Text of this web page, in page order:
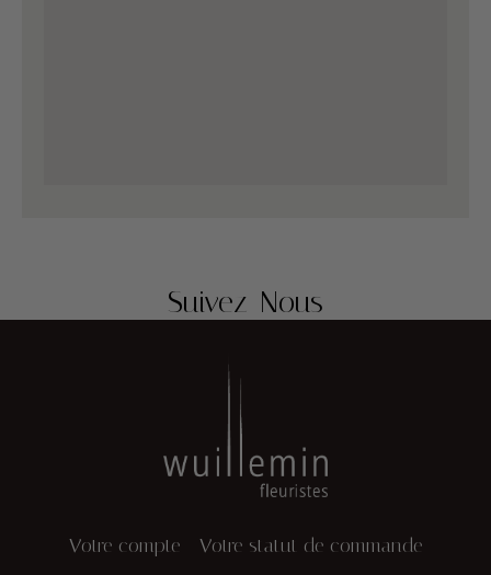
Suivez-Nous
Votre compte Votre statut de commande